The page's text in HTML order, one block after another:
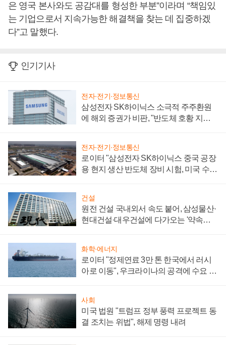
은 영국 본사와도 공감대를 형성한 부분”이라며 “책임있
는 기업으로서 지속가능한 해결책을 찾는 데 집중하겠
다”고 말했다.
인기기사
전자·전기·정보통신
삼성전자 SK하이닉스 소극적 주주환원
에 해외 증권가 비판, "반도체 호황 지속
전자·전기·정보통신
로이터 "삼성전자 SK하이닉스 중국 공장
용 현지 생산 반도체 장비 시험, 미국 수출
건설
원전 건설 국내외서 속도 붙어, 삼성물산·
현대건설·대우건설에 다가오는 '약속의
화학·에너지
로이터 "정제연료 3만 톤 한국에서 러시
아로 이동", 우크라이나의 공격에 수요 늘
사회
미국 법원 "트럼프 정부 풍력 프로젝트 동
결 조치는 위법", 해제 명령 내려